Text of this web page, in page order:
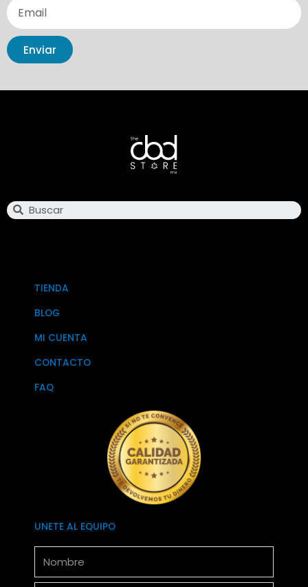
Enviar
TIENDA
BLOG
MI CUENTA
CONTACTO
FAQ
UNETE AL EQUIPO